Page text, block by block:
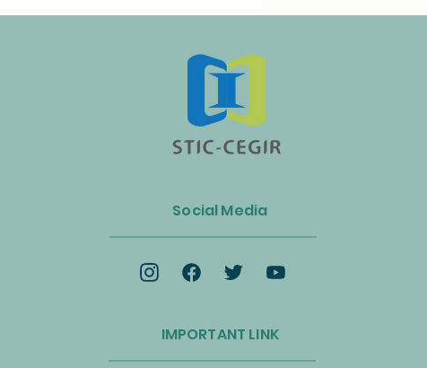
untuk Mempercepat Ekonomi
Sirkular dan Transisi Net-Zero
Social Media
IMPORTANT LINK